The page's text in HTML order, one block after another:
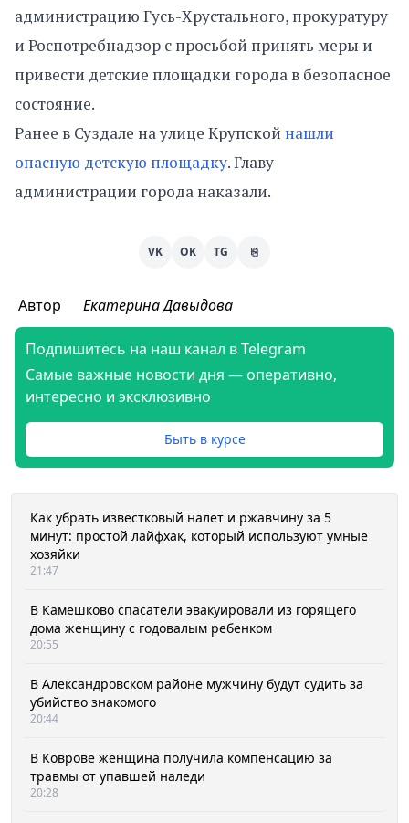
администрацию Гусь-Хрустального, прокуратуру
и Роспотребнадзор с просьбой принять меры и
привести детские площадки города в безопасное
состояние.
Ранее в Суздале на улице Крупской нашли
опасную детскую площадку. Главу
администрации города наказали.
VK OK TG ⎘
Автор Екатерина Давыдова
Подпишитесь на наш канал в Telegram
Самые важные новости дня — оперативно,
интересно и эксклюзивно
Быть в курсе
Как убрать известковый налет и ржавчину за 5
минут: простой лайфхак, который используют умные
хозяйки
21:47
В Камешково спасатели эвакуировали из горящего
дома женщину с годовалым ребенком
20:55
В Александровском районе мужчину будут судить за
убийство знакомого
20:44
В Коврове женщина получила компенсацию за
травмы от упавшей наледи
20:28